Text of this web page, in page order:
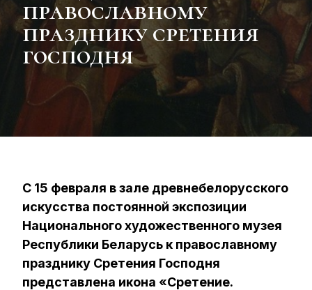
православному
празднику сретения
господня
С 15 февраля в зале древнебелорусского
искусства постоянной экспозиции
Национального художественного музея
Республики Беларусь к православному
празднику Сретения Господня
представлена икона «Сретение.